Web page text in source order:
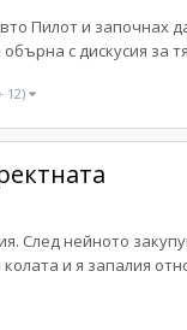
Пилот и
с дискусия за
12)
След нейното
и я запалия